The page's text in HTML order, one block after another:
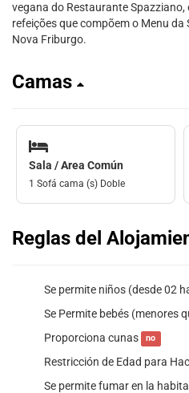
vegana do Restaurante
refeições que compõem o Menu da
Nova Friburgo.
Camas
Sala / Area Común
1 Sofá cama (s) Doble
Reglas del
Se permite niños (desde 02
Se Permite bebés (menores
Proporciona cunas no
Restricción de Edad para
Se permite fumar en la